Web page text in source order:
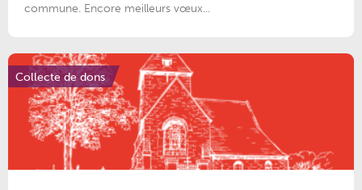
commune. Encore meilleurs vœux...
Collecte de dons